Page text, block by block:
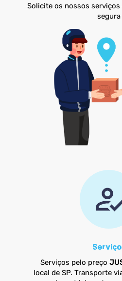
Solicite os nossos serviços
segura
Serviços pelo preço
local de SP. Transporte